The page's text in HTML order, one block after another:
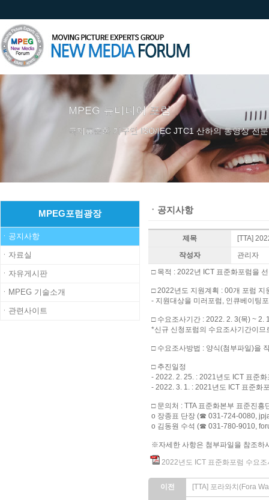
MPEG 뉴미디어 포럼
국제표준화 기구인 ISO/IEC JTC1 산하의 동영상 전
MPEG포럼광장
ㆍ공지사항
ㆍ자료실
ㆍ자유게시판
ㆍMPEG 기술소개
ㆍ관련사이트
ㆍ공지사항
제목
[TTA]
작성자
관리자
□ 목적 : 2022년 ICT 표준화포럼을
□ 2022년도 지원계획 : 00개 포럼 지
- 지원대상을 미러포럼, 인큐베이팅
□ 수요조사기간 : 2022. 2. 3(목) ~ 2.
*신규 신청포럼의 수요조사기간이
□ 수요조사방법 : 양식(첨부파일)을
□ 추진일정
- 2022. 2. 25. : 2021년도 ICT 표준
- 2022. 3. 1. : 2021년도 ICT 표준화
□ 문의처 : TTA 표준화본부 표준진흥
o 장종표 단장 (☎ 031-724-0080,
o 김동원 수석 (☎ 031-780-9010,
※자세한 사항은 첨부파일을 참조하
2022년도 ICT 표준화포럼 수요
이전 [TTA] 포라와치(Fora